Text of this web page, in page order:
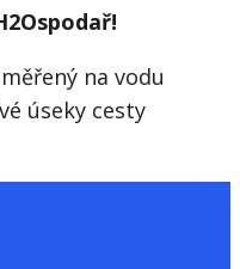
na vodu
úseky cesty